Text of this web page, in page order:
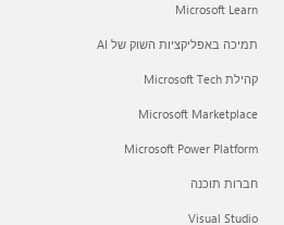
Microsoft Learn
תמיכה באפליקציות השוק של AI
קהילת Microsoft Tech
Microsoft Marketplace
Microsoft Power Platform
חברות תוכנה
Visual Studio